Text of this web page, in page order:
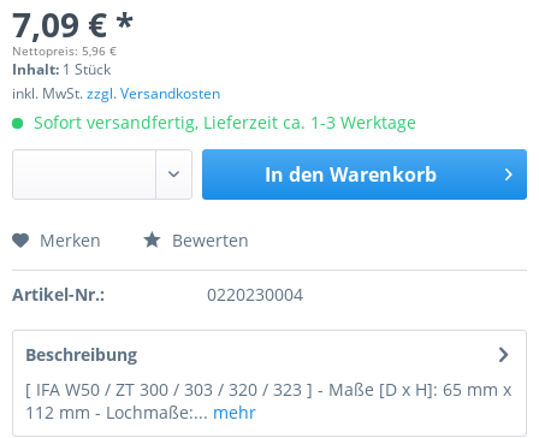
7,09 € *
Nettopreis: 5,96 €
Inhalt: 1 Stück
inkl. MwSt.zzgl. Versandkosten
Sofort versandfertig, Lieferzeit ca. 1-3 Werktage
In den Warenkorb
Preis anfragen
Merken Bewerten
Artikel-Nr.: 0220230004
Beschreibung
[ IFA W50 / ZT 300 / 303 / 320 / 323 ] - Maße [D x H]: 65 mm x
112 mm - Lochmaße:... mehr